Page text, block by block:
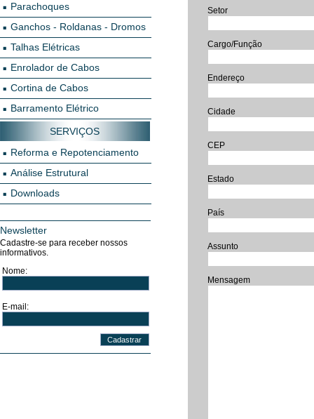
Parachoques
Ganchos - Roldanas - Dromos
Talhas Elétricas
Enrolador de Cabos
Cortina de Cabos
Barramento Elétrico
SERVIÇOS
Reforma e Repotenciamento
Análise Estrutural
Downloads
Newsletter
Cadastre-se para receber nossos
informativos.
Nome:
E-mail:
Setor
Cargo/Função
Endereço
Cidade
CEP
Estado
País
Assunto
Mensagem